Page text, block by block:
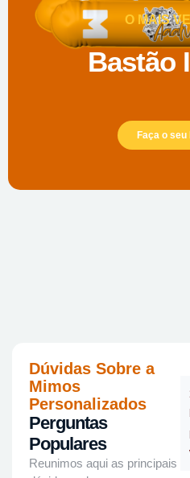
O MAIS
Bastão
Faça o seu
Dúvidas Sobre a
Mimos
Personalizados
Perguntas
Populares
Reunimos aqui as principais